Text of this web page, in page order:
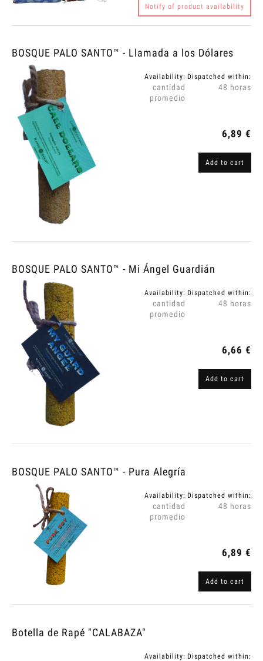
Notify of product availability
BOSQUE PALO SANTO™ - Llamada a los Dólares
Availability:
cantidad
promedio
Dispatched within:
48 horas
6,89 €
Add to cart
BOSQUE PALO SANTO™ - Mi Ángel Guardián
Availability:
cantidad
promedio
Dispatched within:
48 horas
6,66 €
Add to cart
BOSQUE PALO SANTO™ - Pura Alegría
Availability:
cantidad
promedio
Dispatched within:
48 horas
6,89 €
Add to cart
Botella de Rapé "CALABAZA"
Availability: Dispatched within: